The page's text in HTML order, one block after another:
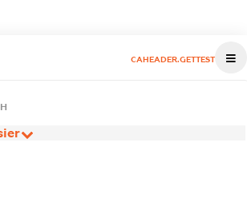
CAHEADER.GETTEST